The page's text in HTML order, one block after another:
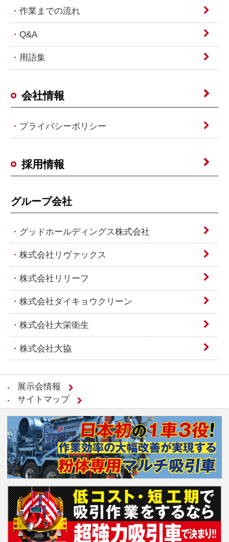
作業までの流れ
Q&A
用語集
会社情報
プライバシーポリシー
採用情報
グループ会社
グッドホールディングス株式会社
株式会社リヴァックス
株式会社リリーフ
株式会社ダイキョウクリーン
株式会社大栄衛生
株式会社大協
展示会情報
サイトマップ